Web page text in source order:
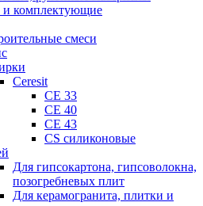
комплектующие
смеси
Ceresit
CE 33
CE 40
CE 43
CS силиконовые
Для гипсокартона, гипсоволокна,
позогребневых плит
Для керамогранита, плитки и